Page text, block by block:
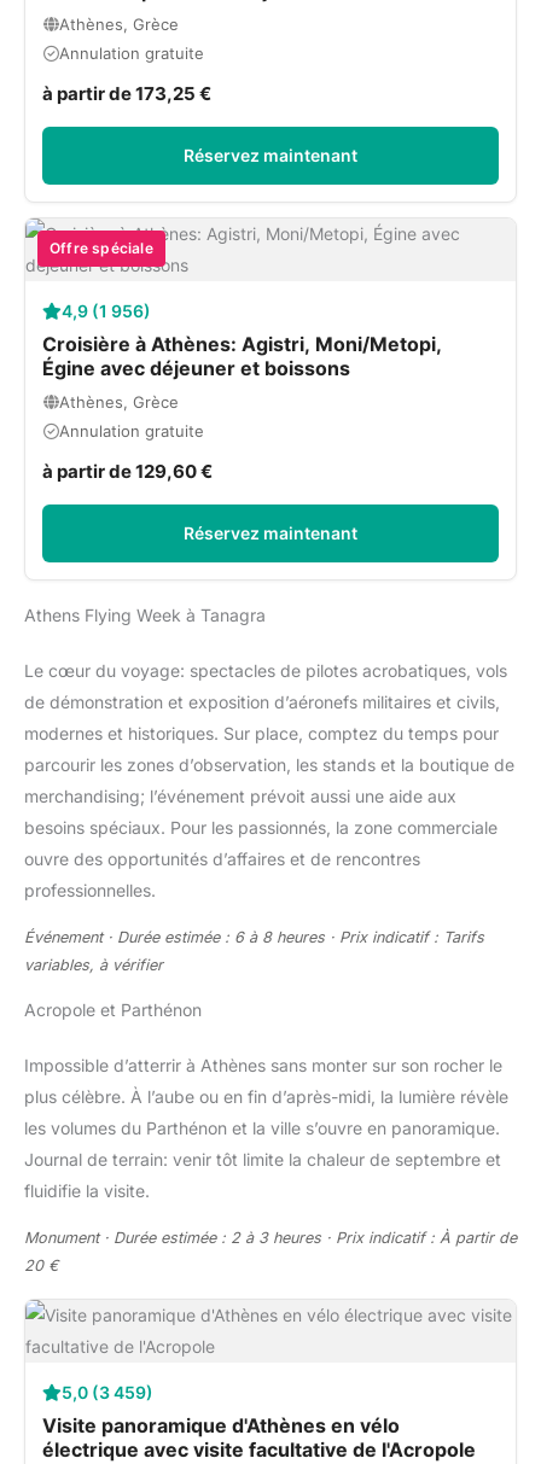
Athènes, Grèce
Annulation gratuite
à partir de 173,25 €
Réservez maintenant
Offre spéciale
4,9 (1 956)
Croisière à Athènes: Agistri, Moni/Metopi,
Égine avec déjeuner et boissons
Athènes, Grèce
Annulation gratuite
à partir de 129,60 €
Réservez maintenant
Athens Flying Week à Tanagra
Le cœur du voyage: spectacles de pilotes acrobatiques, vols
de démonstration et exposition d’aéronefs militaires et civils,
modernes et historiques. Sur place, comptez du temps pour
parcourir les zones d’observation, les stands et la boutique de
merchandising; l’événement prévoit aussi une aide aux
besoins spéciaux. Pour les passionnés, la zone commerciale
ouvre des opportunités d’affaires et de rencontres
professionnelles.
Événement · Durée estimée : 6 à 8 heures · Prix indicatif : Tarifs
variables, à vérifier
Acropole et Parthénon
Impossible d’atterrir à Athènes sans monter sur son rocher le
plus célèbre. À l’aube ou en fin d’après-midi, la lumière révèle
les volumes du Parthénon et la ville s’ouvre en panoramique.
Journal de terrain: venir tôt limite la chaleur de septembre et
fluidifie la visite.
Monument · Durée estimée : 2 à 3 heures · Prix indicatif : À partir de
20 €
5,0 (3 459)
Visite panoramique d'Athènes en vélo
électrique avec visite facultative de l'Acropole